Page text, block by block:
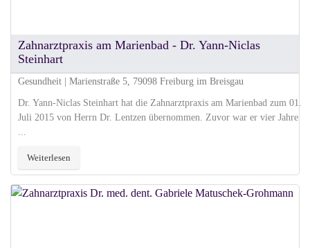
Zahnarztpraxis am Marienbad - Dr. Yann-Niclas
Steinhart
Gesundheit | Marienstraße 5, 79098 Freiburg im Breisgau
Dr. Yann-Niclas Steinhart hat die Zahnarztpraxis am Marienbad zum 01.
Juli 2015 von Herrn Dr. Lentzen übernommen. Zuvor war er vier Jahre
Weiterlesen